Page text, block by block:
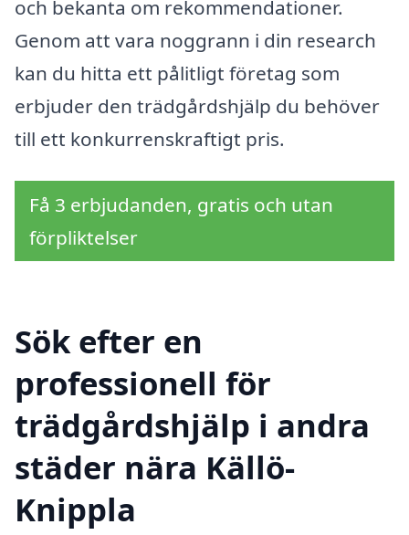
och bekanta om rekommendationer.
Genom att vara noggrann i din research
kan du hitta ett pålitligt företag som
erbjuder den trädgårdshjälp du behöver
till ett konkurrenskraftigt pris.
Få 3 erbjudanden, gratis och utan
förpliktelser
Sök efter en
professionell för
trädgårdshjälp i andra
städer nära Källö-
Knippla